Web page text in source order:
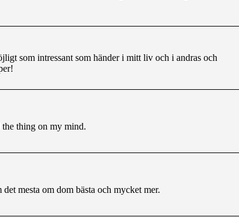
som intressant som händer i mitt liv och i andras och
thing on my mind.
mesta om dom bästa och mycket mer.